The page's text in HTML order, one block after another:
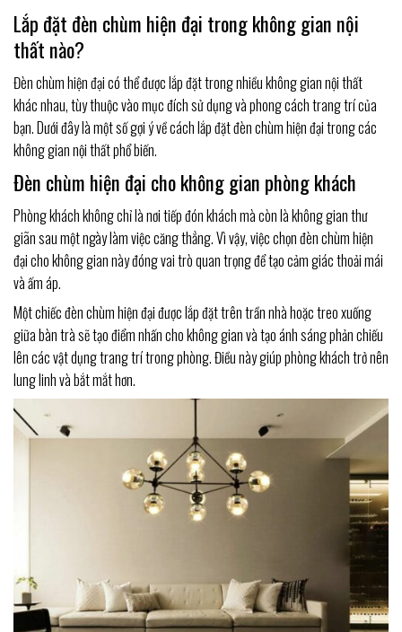
Lắp đặt đèn chùm hiện đại trong không gian nội
thất nào?
Đèn chùm hiện đại có thể được lắp đặt trong nhiều không gian nội thất
khác nhau, tùy thuộc vào mục đích sử dụng và phong cách trang trí của
bạn. Dưới đây là một số gợi ý về cách lắp đặt đèn chùm hiện đại trong các
không gian nội thất phổ biến.
Đèn chùm hiện đại cho không gian phòng khách
Phòng khách không chỉ là nơi tiếp đón khách mà còn là không gian thư
giãn sau một ngày làm việc căng thẳng. Vì vậy, việc chọn đèn chùm hiện
đại cho không gian này đóng vai trò quan trọng để tạo cảm giác thoải mái
và ấm áp.
Một chiếc đèn chùm hiện đại được lắp đặt trên trần nhà hoặc treo xuống
giữa bàn trà sẽ tạo điểm nhấn cho không gian và tạo ánh sáng phản chiếu
lên các vật dụng trang trí trong phòng. Điều này giúp phòng khách trở nên
lung linh và bắt mắt hơn.